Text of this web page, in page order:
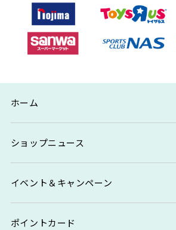
ホーム
ショップニュース
イベント＆キャンペーン
ポイントカード